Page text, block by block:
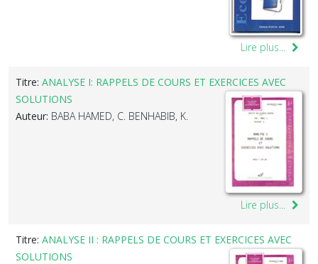
Lire plus...
Titre: ANALYSE I: RAPPELS DE COURS ET EXERCICES AVEC
SOLUTIONS
Auteur: BABA HAMED, C. BENHABIB, K.
Lire plus...
Titre: ANALYSE II : RAPPELS DE COURS ET EXERCICES AVEC
SOLUTIONS